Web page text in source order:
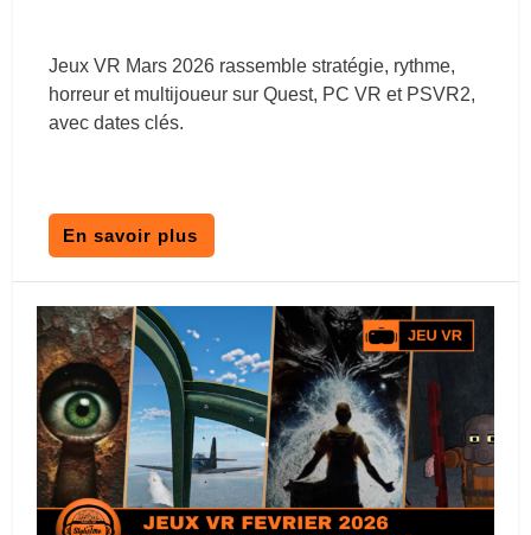
Jeux VR Mars 2026 rassemble stratégie, rythme,
horreur et multijoueur sur Quest, PC VR et PSVR2,
avec dates clés.
En savoir plus